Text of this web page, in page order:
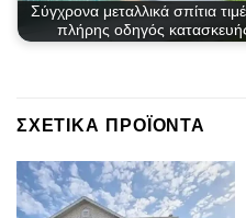
Σύγχρονα μεταλλικά σπίτια
πλήρης οδηγός
ΣΧΕΤΙΚΆ ΠΡΟΪΌΝΤΑ